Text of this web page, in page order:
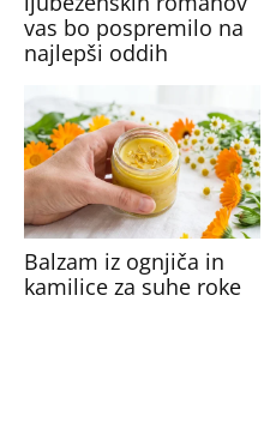
vas bo pospremilo na
najlepši oddih
Balzam iz ognjiča in
kamilice za suhe roke